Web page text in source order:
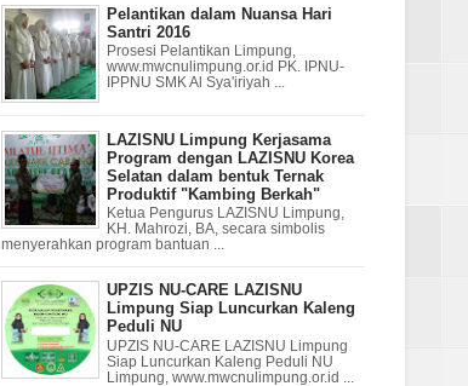
Pelantikan dalam Nuansa Hari
Santri 2016
Prosesi Pelantikan Limpung,
www.mwcnulimpung.or.id PK. IPNU-
IPPNU SMK Al Sya'iriyah ...
LAZISNU Limpung Kerjasama
Program dengan LAZISNU Korea
Selatan dalam bentuk Ternak
Produktif "Kambing Berkah"
Ketua Pengurus LAZISNU Limpung,
KH. Mahrozi, BA, secara simbolis
menyerahkan program bantuan ...
UPZIS NU-CARE LAZISNU
Limpung Siap Luncurkan Kaleng
Peduli NU
UPZIS NU-CARE LAZISNU Limpung
Siap Luncurkan Kaleng Peduli NU
Limpung, www.mwcnulimpung.or.id ...